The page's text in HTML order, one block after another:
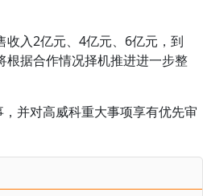
入2亿元、4亿元、6亿元，到
据合作情况择机推进进一步整
并对高威科重大事项享有优先审